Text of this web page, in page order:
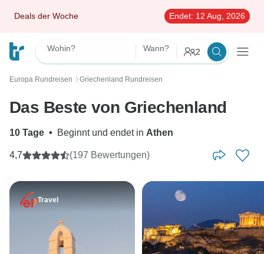
Deals der Woche Endet: 12 Aug, 2026
Wohin? Wann? 2
Europa Rundreisen 〉 Griechenland Rundreisen
Das Beste von Griechenland
10 Tage • Beginnt und endet in Athen
4,7 (197 Bewertungen)
Travel